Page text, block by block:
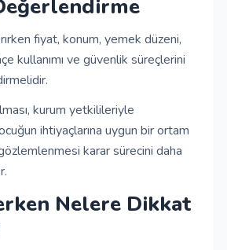
fiyat, konum, yemek düzeni,
kullanımı ve güvenlik süreçlerini
kurum yetkilileriyle
ihtiyaçlarına uygun bir ortam
karar sürecini daha
Nelere Dikkat